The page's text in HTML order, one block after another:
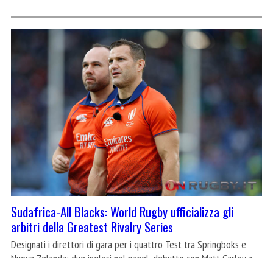
Sudafrica-All Blacks: World Rugby ufficializza gli
arbitri della Greatest Rivalry Series
Designati i direttori di gara per i quattro Test tra Springboks e